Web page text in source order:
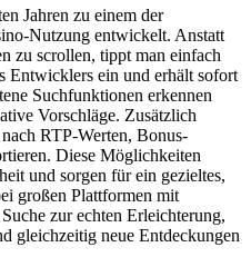
Jahren zu einem der
Nutzung entwickelt. Anstatt
zu scrollen, tippt man einfach
Entwicklers ein und erhält sofort
Suchfunktionen erkennen
Vorschläge. Zusätzlich
RTP-Werten, Bonus-
Diese Möglichkeiten
und sorgen für ein gezieltes,
großen Plattformen mit
zur echten Erleichterung,
gleichzeitig neue Entdeckungen